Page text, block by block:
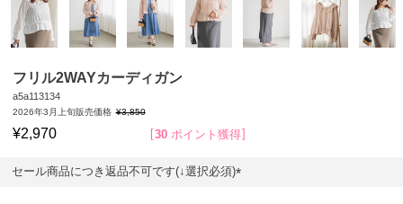
フリル2WAYカーディガン
a5a113134
2026年3月上旬販売価格 ¥3,850
¥2,970 30 ポイント獲得
セール商品につき返品不可です(↓選択必須)